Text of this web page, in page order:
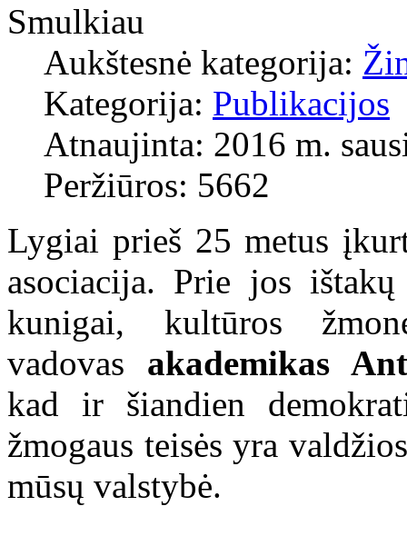
Smulkiau
Aukštesnė kategorija:
Kategorija: Publikacijos
Atnaujinta: 2016 m.
Peržiūros: 5662
Lygiai prieš 25 metus
asociacija. Prie jos
kunigai, kultūros
vadovas akademikas
kad ir šiandien
žmogaus teisės yra
mūsų valstybė.